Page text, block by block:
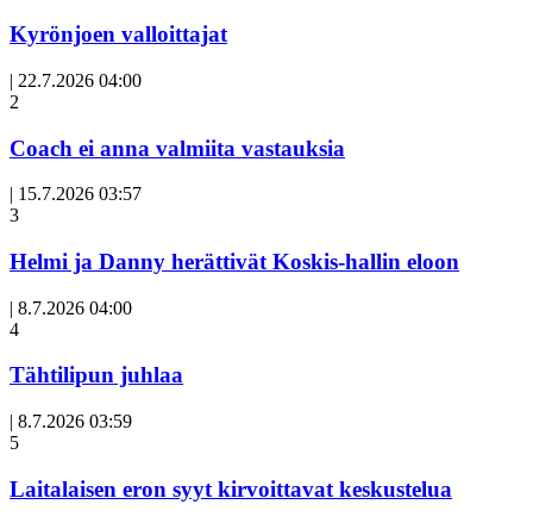
Kyrönjoen valloittajat
| 22.7.2026 04:00
Avoin
2
Coach ei anna valmiita vastauksia
| 15.7.2026 03:57
3
Helmi ja Danny herättivät Koskis-hallin eloon
| 8.7.2026 04:00
Avoin
4
Tähtilipun juhlaa
| 8.7.2026 03:59
Avoin
5
Laitalaisen eron syyt kirvoittavat keskustelua